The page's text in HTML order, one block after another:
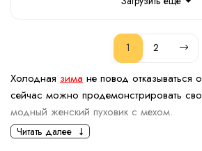
1 2
Холодная зима не повод отказываться
сейчас можно продемонстрировать
модный женский пуховик с мехом.
Считаются ли
Читать далее